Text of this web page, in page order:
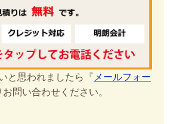
と思われましたら『 メールフォー
お問い合わせください。